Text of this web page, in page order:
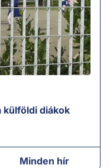
külföldi diákok
Minden hír